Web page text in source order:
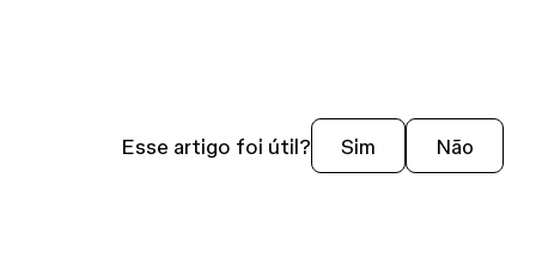
Esse artigo foi útil? Sim Não